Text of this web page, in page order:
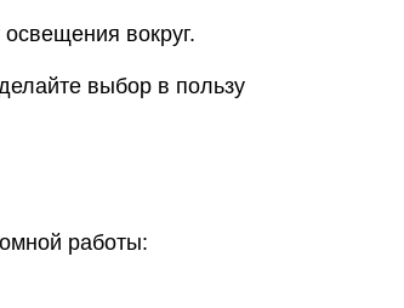
вокруг.
выбор в пользу
работы: